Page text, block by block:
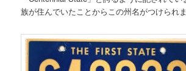
族が住んでいたことからこの州名がつけられま